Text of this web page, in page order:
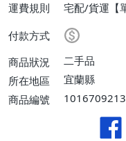
運費規則
宅配/貨運【
【單件運費
付款方式
商品狀況
二手品
所在地區
宜蘭縣
商品編號